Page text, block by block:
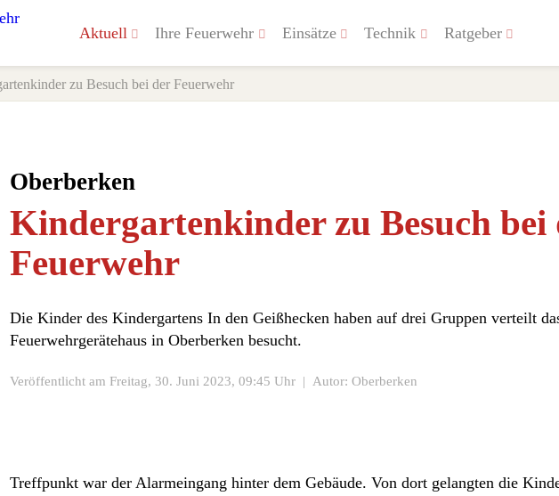
Aktuell Ihre Feuerwehr Einsätze Technik Ratgeber
zu Besuch bei der Feuerwehr
Oberberken
Kindergartenkinder zu Besuch bei
Feuerwehr
Die Kinder des Kindergartens In den Geißhecken haben auf drei Gruppen verteilt
Feuerwehrgerätehaus in Oberberken besucht.
Veröffentlicht am Freitag, 30. Juni 2023, 09:45 Uhr | Autor: Oberberken
Treffpunkt war der Alarmeingang hinter dem Gebäude. Von dort gelangten die